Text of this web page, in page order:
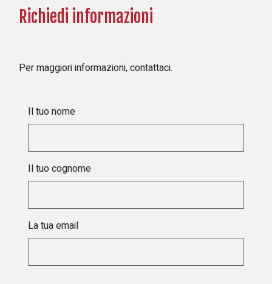
Richiedi informazioni
Per maggiori informazioni, contattaci.
Il tuo nome
Il tuo cognome
La tua email